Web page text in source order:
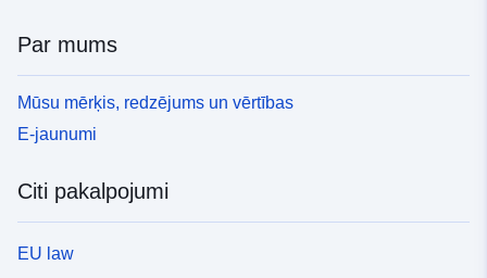
Par mums
Mūsu mērķis, redzējums un vērtības
E-jaunumi
Citi pakalpojumi
EU law